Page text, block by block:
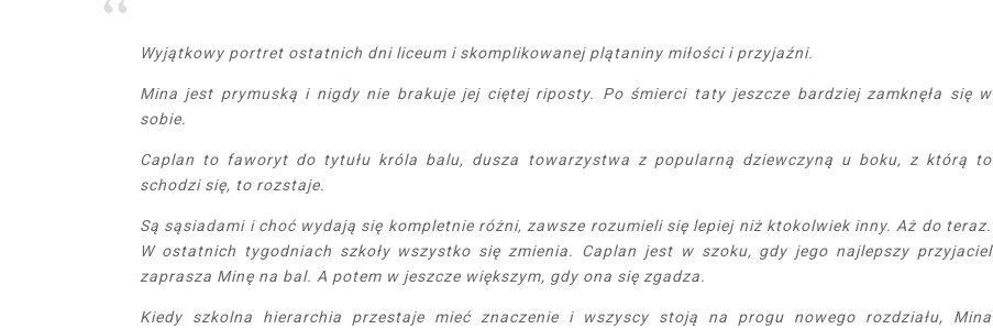
Wyjątkowy portret ostatnich dni liceum i skomplikowanej plątaniny miłości i przyjaźni.
Mina jest prymuską i nigdy nie brakuje jej ciętej riposty. Po śmierci taty jeszcze bardziej zamknęła się w
sobie.
Caplan to faworyt do tytułu króla balu, dusza towarzystwa z popularną dziewczyną u boku, z którą to
schodzi się, to rozstaje.
Są sąsiadami i choć wydają się kompletnie różni, zawsze rozumieli się lepiej niż ktokolwiek inny. Aż do teraz.
W ostatnich tygodniach szkoły wszystko się zmienia. Caplan jest w szoku, gdy jego najlepszy przyjaciel
zaprasza Minę na bal. A potem w jeszcze większym, gdy ona się zgadza.
Kiedy szkolna hierarchia przestaje mieć znaczenie i wszyscy stoją na progu nowego rozdziału, Mina